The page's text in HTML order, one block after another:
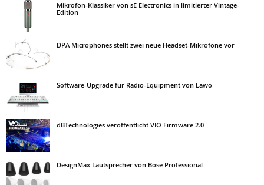
Mikrofon-Klassiker von sE Electronics in limitierter Vintage-
Edition
DPA Microphones stellt zwei neue Headset-Mikrofone vor
Software-Upgrade für Radio-Equipment von Lawo
dBTechnologies veröffentlicht VIO Firmware 2.0
DesignMax Lautsprecher von Bose Professional